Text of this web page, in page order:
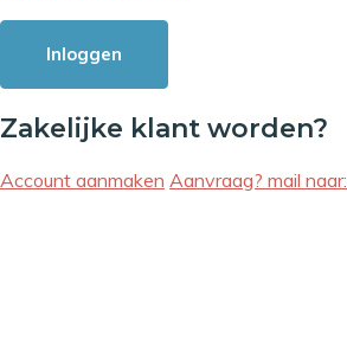
Inloggen
Zakelijke klant worden?
Account aanmaken Aanvraag? mail naar: